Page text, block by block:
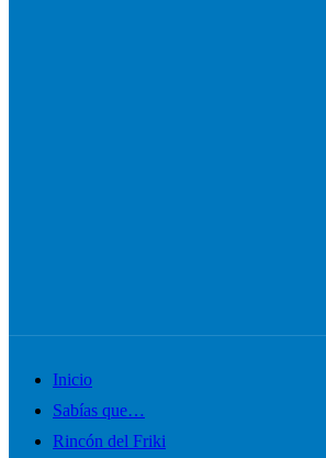
Alternar
menú
Inicio
Sabías que…
Rincón del Friki